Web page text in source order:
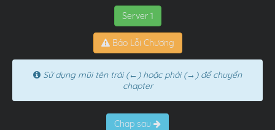
Server 1
Báo Lỗi Chương
Sử dụng mũi tên trái (←) hoặc phải (→) để chuyển
chapter
Chap sau